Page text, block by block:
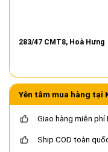
283/47 CMT8, Hoà Hưng
Yên tâm mua hàng tại
Giao hàng miễn phí
Ship COD toàn